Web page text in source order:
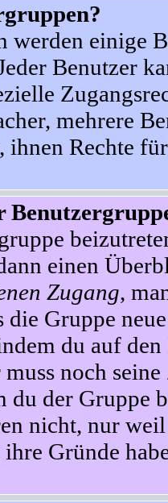
werden einige
Benutzer
mehrere
ihnen Rechte
einen
Zugang,
die Gruppe
du auf
noch
du der Gruppe
nicht, nur
Gründe